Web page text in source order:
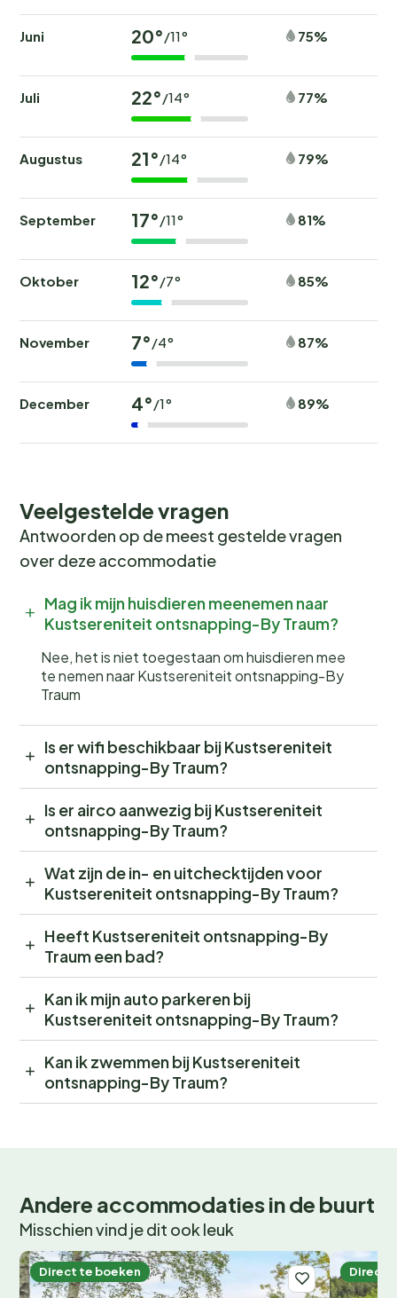
Juni 20°/11° 75%
Juli 22°/14° 77%
Augustus 21°/14° 79%
September 17°/11° 81%
Oktober 12°/7° 85%
November 7°/4° 87%
December 4°/1° 89%
Veelgestelde vragen
Antwoorden op de meest gestelde vragen
over deze accommodatie
Mag ik mijn huisdieren meenemen naar
Kustsereniteit ontsnapping-By Traum?
Nee, het is niet toegestaan om huisdieren mee
te nemen naar Kustsereniteit ontsnapping-By
Traum
Is er wifi beschikbaar bij Kustsereniteit
ontsnapping-By Traum?
Is er airco aanwezig bij Kustsereniteit
ontsnapping-By Traum?
Wat zijn de in- en uitchecktijden voor
Kustsereniteit ontsnapping-By Traum?
Heeft Kustsereniteit ontsnapping-By
Traum een bad?
Kan ik mijn auto parkeren bij
Kustsereniteit ontsnapping-By Traum?
Kan ik zwemmen bij Kustsereniteit
ontsnapping-By Traum?
Andere accommodaties in de buurt
Misschien vind je dit ook leuk
Direct te boeken Direct